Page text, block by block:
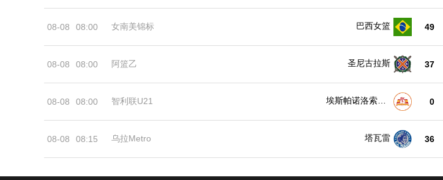
08-08 08:00 女南美锦标 巴西女篮 49
08-08 08:00 阿篮乙 圣尼古拉斯 37
08-08 08:00 智利联U21
埃斯帕诺洛索诺
0
08-08 08:15 乌拉Metro 塔瓦雷 36